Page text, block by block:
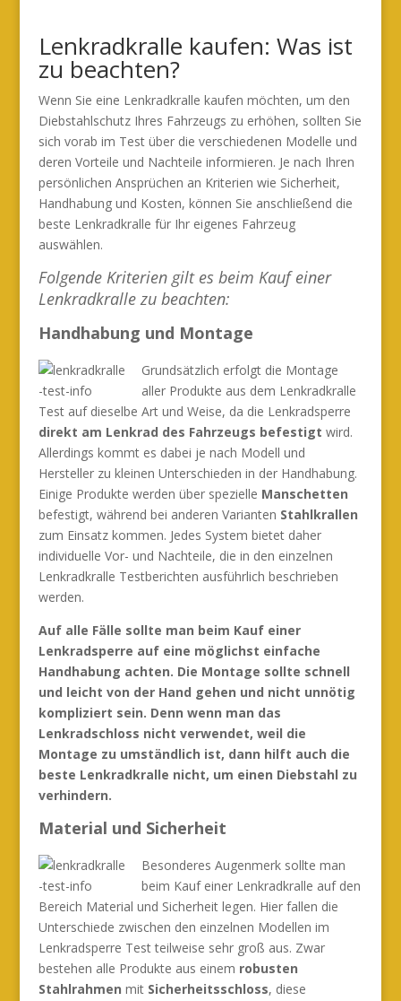
Lenkradkralle kaufen: Was ist
zu beachten?
Wenn Sie eine Lenkradkralle kaufen möchten, um den
Diebstahlschutz Ihres Fahrzeugs zu erhöhen, sollten Sie
sich vorab im Test über die verschiedenen Modelle und
deren Vorteile und Nachteile informieren. Je nach Ihren
persönlichen Ansprüchen an Kriterien wie Sicherheit,
Handhabung und Kosten, können Sie anschließend die
beste Lenkradkralle für Ihr eigenes Fahrzeug
auswählen.
Folgende Kriterien gilt es beim Kauf einer
Lenkradkralle zu beachten:
Handhabung und Montage
Grundsätzlich erfolgt die Montage
aller Produkte aus dem Lenkradkralle
Test auf dieselbe Art und Weise, da die Lenkradsperre
direkt am Lenkrad des Fahrzeugs befestigt wird.
Allerdings kommt es dabei je nach Modell und
Hersteller zu kleinen Unterschieden in der Handhabung.
Einige Produkte werden über spezielle Manschetten
befestigt, während bei anderen Varianten Stahlkrallen
zum Einsatz kommen. Jedes System bietet daher
individuelle Vor- und Nachteile, die in den einzelnen
Lenkradkralle Testberichten ausführlich beschrieben
werden.
Auf alle Fälle sollte man beim Kauf einer
Lenkradsperre auf eine möglichst einfache
Handhabung achten. Die Montage sollte schnell
und leicht von der Hand gehen und nicht unnötig
kompliziert sein. Denn wenn man das
Lenkradschloss nicht verwendet, weil die
Montage zu umständlich ist, dann hilft auch die
beste Lenkradkralle nicht, um einen Diebstahl zu
verhindern.
Material und Sicherheit
Besonderes Augenmerk sollte man
beim Kauf einer Lenkradkralle auf den
Bereich Material und Sicherheit legen. Hier fallen die
Unterschiede zwischen den einzelnen Modellen im
Lenkradsperre Test teilweise sehr groß aus. Zwar
bestehen alle Produkte aus einem robusten
Stahlrahmen mit Sicherheitsschloss, diese